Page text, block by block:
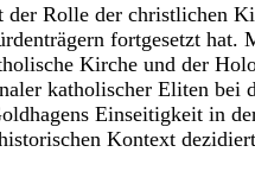
Rolle der christlichen
fortgesetzt
Kirche und der
katholischer Eliten bei
Einseitigkeit in
Kontext